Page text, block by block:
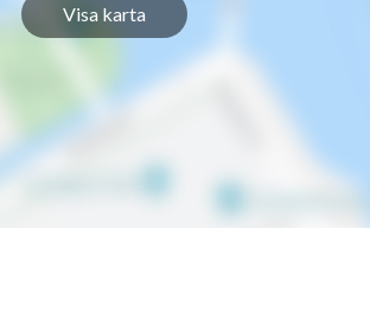
Visa karta